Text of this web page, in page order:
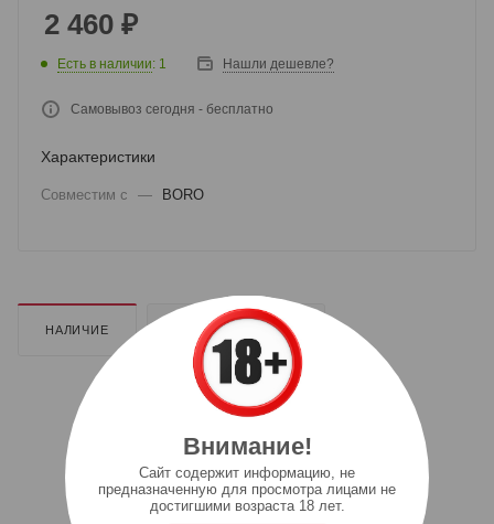
2 460 ₽
Есть в наличии: 1 Нашли дешевле?
Самовывоз сегодня - бесплатно
Характеристики
Совместим с — BORO
НАЛИЧИЕ ДОПОЛНИТЕЛЬНО
Внимание!
Cайт содержит информацию, не
предназначенную для просмотра лицами не
достигшими возраста 18 лет.